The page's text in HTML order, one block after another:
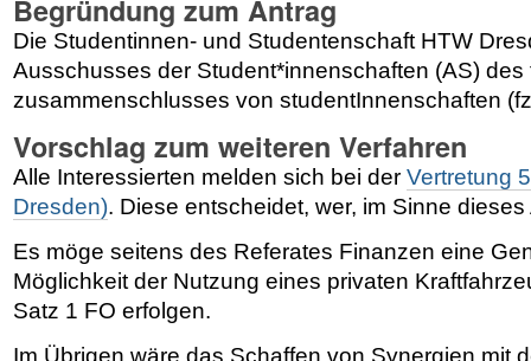
Begründung zum Antrag
Die Studentinnen- und Studentenschaft HTW
Ausschusses der Student*innenschaften (AS) des
zusammenschlusses von studentInnenschaften
Vorschlag zum weiteren Verfahren
Alle Interessierten melden sich bei der Vertretung
Dresden). Diese entscheidet, wer, im Sinne
Es möge seitens des Referates Finanzen eine
Möglichkeit der Nutzung eines privaten
Satz 1 FO erfolgen.
Im Übrigen wäre das Schaffen von Synergien mit